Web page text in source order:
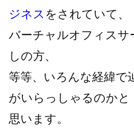
ジネス をされていて、
バーチャルオフィスサ
しの方、
等等、いろんな経緯で
がいらっしゃるのかと
思います。